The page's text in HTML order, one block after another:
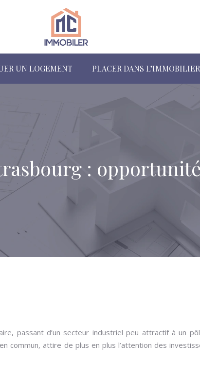
UN LOGEMENT PLACER DANS L’IMMOBILIER
:
passant d’un secteur industriel peu attractif à un
attire de plus en plus l’attention des